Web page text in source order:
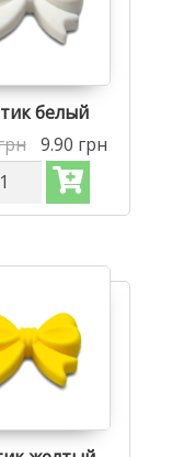
белый
9.90 грн